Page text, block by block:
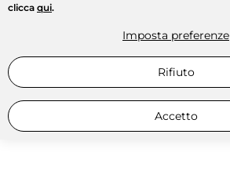
clicca qui.
Imposta preferenze
Rifiuto
Accetto